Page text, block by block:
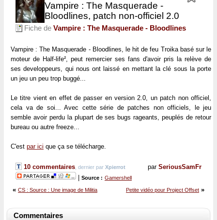
Vampire : The Masquerade -
Bloodlines, patch non-officiel 2.0
Fiche de Vampire : The Masquerade - Bloodlines
Vampire : The Masquerade - Bloodlines, le hit de feu Troikabasé sur le
moteur de Half-life², peut remercier ses fans d'avoir pris la relève de
ses developpeurs, qui nous ont laissé en mettant la clé sous la porte
un jeu un peu trop buggé...
Le titre vient en effet de passer en version 2.0, un patch non officiel,
cela va de soi... Avec cette série de patches non officiels, le jeu
semble avoir perdu la plupart de ses bugs rageants, peuplés de retour
bureau ou autre freeze...
C'est par ici que ça se télécharge.
par SeriousSamFr
10 commentaires , dernier par Xpierrot
Source : Gamershell
Petite vidéo pour Project Offset »
« CS : Source : Une image de Militia
Commentaires